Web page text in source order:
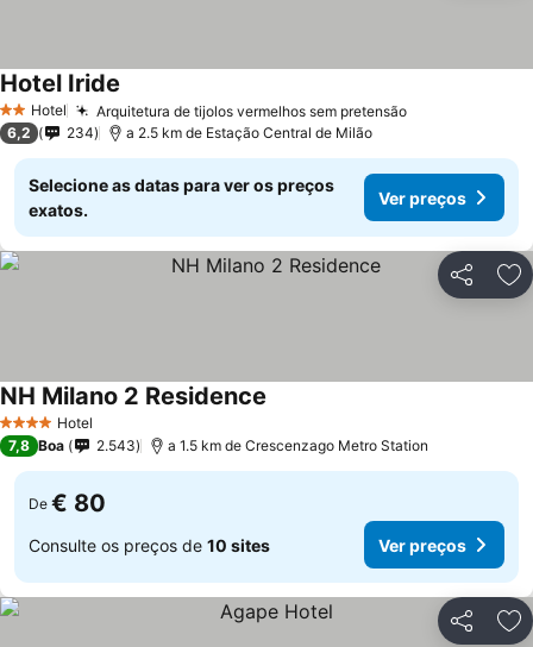
2 Estrelas
Hotel Arquitetura de tijolos vermelhos sem pretensão
Hotel Iride
6,2 234 a 2.5 km de Estação Central de Milão
Selecione as datas para ver os preços
exatos.
Ver preços
Partilhar
4 EstrelasHotel
NH Milano 2 Residence
7,8 Boa 2.543 a 1.5 km de Crescenzago Metro Station
De € 80
Consulte os preços de 10 sites Ver preços
Partilhar